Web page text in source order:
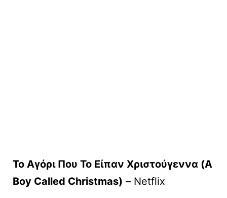
Το Αγόρι Που Το Είπαν Χριστούγεννα (A
Boy Called Christmas) – Netflix